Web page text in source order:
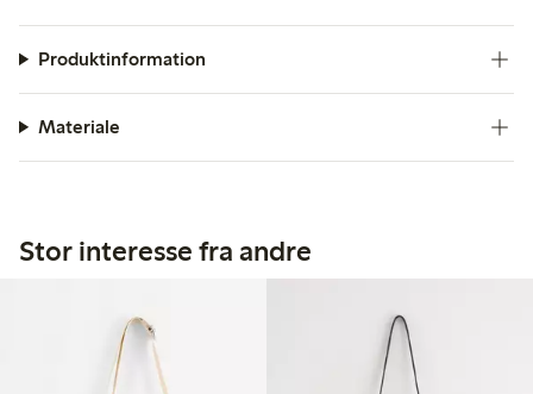
Produktinformation
Materiale
Stor interesse fra andre